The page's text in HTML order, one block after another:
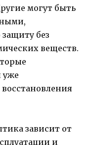
могут быть
без
веществ.
уже
зависит от
и